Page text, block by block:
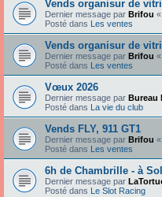
Vends organisur de
Dernier message par Brifou «
Posté dans Les ventes
Vends organisur de
Dernier message par Brifou «
Posté dans Les ventes
Vœux 2026
Dernier message par Bureau
Posté dans La vie du club
Vends FLY, 911 GT1
Dernier message par Brifou «
Posté dans Les ventes
6h de Chambrille - à
Dernier message par
Posté dans Le Slot Racing